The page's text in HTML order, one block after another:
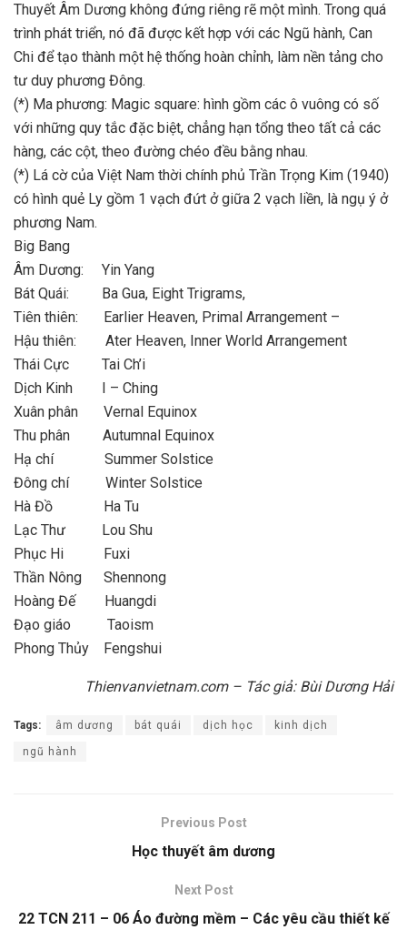
Thuyết Âm Dương không đứng riêng rẽ một mình. Trong quá
trình phát triển, nó đã được kết hợp với các Ngũ hành, Can
Chi để tạo thành một hệ thống hoàn chỉnh, làm nền tảng cho
tư duy phương Đông.
(*) Ma phương: Magic square: hình gồm các ô vuông có số
với những quy tắc đặc biệt, chẳng hạn tổng theo tất cả các
hàng, các cột, theo đường chéo đều bằng nhau.
(*) Lá cờ của Việt Nam thời chính phủ Trần Trọng Kim (1940)
có hình quẻ Ly gồm 1 vạch đứt ở giữa 2 vạch liền, là ngụ ý ở
phương Nam.
Big Bang
Âm Dương: Yin Yang
Bát Quái: Ba Gua, Eight Trigrams,
Tiên thiên: Earlier Heaven, Primal Arrangement –
Hậu thiên: Ater Heaven, Inner World Arrangement
Thái Cực Tai Ch’i
Dịch Kinh I – Ching
Xuân phân Vernal Equinox
Thu phân Autumnal Equinox
Hạ chí Summer Solstice
Đông chí Winter Solstice
Hà Đồ Ha Tu
Lạc Thư Lou Shu
Phục Hi Fuxi
Thần Nông Shennong
Hoàng Đế Huangdi
Đạo giáo Taoism
Phong Thủy Fengshui
Thienvanvietnam.com – Tác giả: Bùi Dương Hải
Tags: âm dương bát quái dịch học kinh dịch
ngũ hành
Previous Post
Học thuyết âm dương
Next Post
22 TCN 211 – 06 Áo đường mềm – Các yêu cầu thiết kế